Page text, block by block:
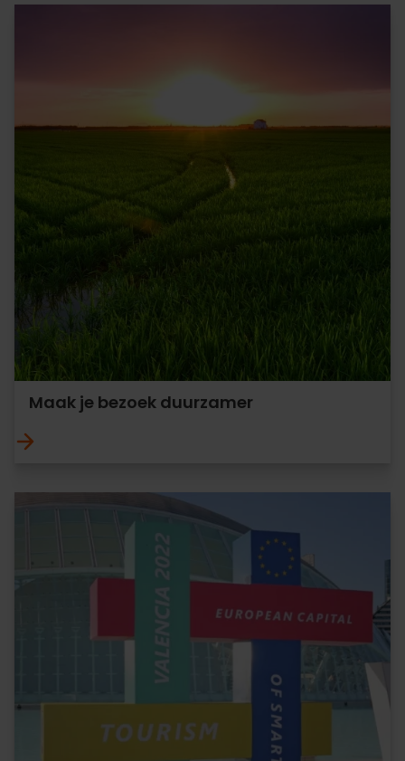
Maak je bezoek duurzamer